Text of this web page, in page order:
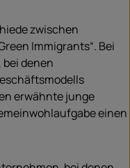
zwischen
Immigrants“. Bei
denen
erwähnte junge
einen